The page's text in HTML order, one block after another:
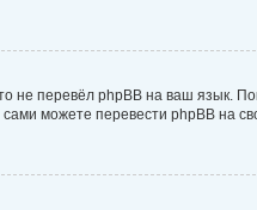
не перевёл phpBB на ваш язык.
сами можете перевести phpBB